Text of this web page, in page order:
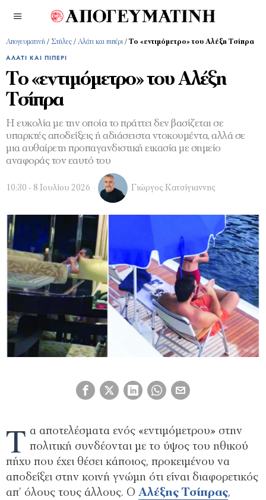
Απογευματινή / Στήλες / Αλάτι και πιπέρι / Το «εντιμόμετρο» του Αλέξη Τσίπρα
ΑΛΆΤΙ ΚΑΙ ΠΙΠΈΡΙ
Το «εντιμόμετρο» του Αλέξη
Τσίπρα
Η ευκολία με την οποία το πράττει δεν βασίζεται σε
υπαρκτές αποδείξεις ή αδιάσειστα ντοκουμέντα, αλλά σε
μια αυθαίρετη προπαγανδιστική εικασία με σημείο
αναφοράς τον εαυτό του
10:30 - 8 Ιουλίου 2026 Γιώργος Κατσίγιαννης
Τ α αποτελέσματα ενός «εντιμόμετρου» στην
πολιτική συνδέονται με το ύψος του ηθικού
πήχυ που έχει θέσει κάποιος, προκειμένου να
αποδείξει στην κοινή γνώμη ότι είναι διαφορετικός
απ’ όλους τους άλλους. Ο Αλέξης Τσίπρας,